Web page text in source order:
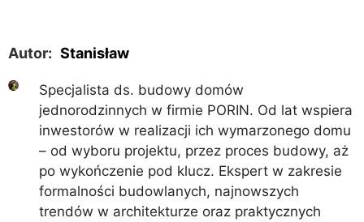
Autor: Stanisław
Specjalista ds. budowy domów
jednorodzinnych w firmie PORIN. Od lat wspiera
inwestorów w realizacji ich wymarzonego domu
– od wyboru projektu, przez proces budowy, aż
po wykończenie pod klucz. Ekspert w zakresie
formalności budowlanych, najnowszych
trendów w architekturze oraz praktycznych